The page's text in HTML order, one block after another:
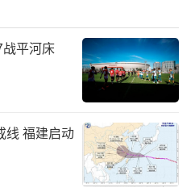
平河床
线 福建启动